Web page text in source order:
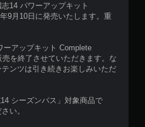
14 パワーアップキット
9月10日に発売いたします。重
アップキット Complete
を終了させていただきます。な
ンツは引き続きお楽しみいただ
シーズンパス」対象商品で
い。